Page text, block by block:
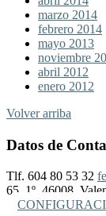
marzo 2014
febrero 2014
mayo 2013
noviembre
abril 2012
enero 2012
Volver arriba
Datos de
Tlf. 604 80 53 32
65, 1º, 46008,